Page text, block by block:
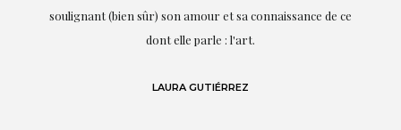
soulignant (bien sûr) son amour et sa connaissance de ce
dont elle parle : l'art.
LAURA GUTIÉRREZ